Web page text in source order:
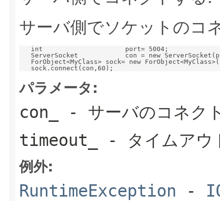
サーバ側でソケットのコ
   int                     port= 5004;
ServerSocket            con = new
ForObject<MyClass> sock= new
パラメータ:
con_
- サーバのコネク
timeout_
- タイムアウ
例外:
RuntimeException -